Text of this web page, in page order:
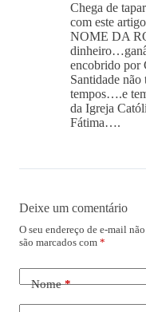
Chega de
com este
NOME DA
encobrido por
Santidade
tempos….e
da Igreja
Fátima….
Deixe um comentário
O seu endereço de e-mail
são marcados com *
Nome*